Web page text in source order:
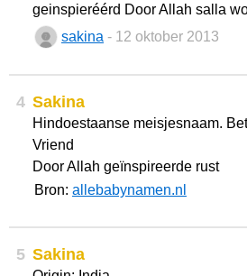
geinspieréérd Door Allah salla
sakina - 12 oktober 2013
4 Sakina
Hindoestaanse meisjesnaam.
Vriend
Door Allah geïnspireerde rust
Bron: allebabynamen.nl
5 Sakina